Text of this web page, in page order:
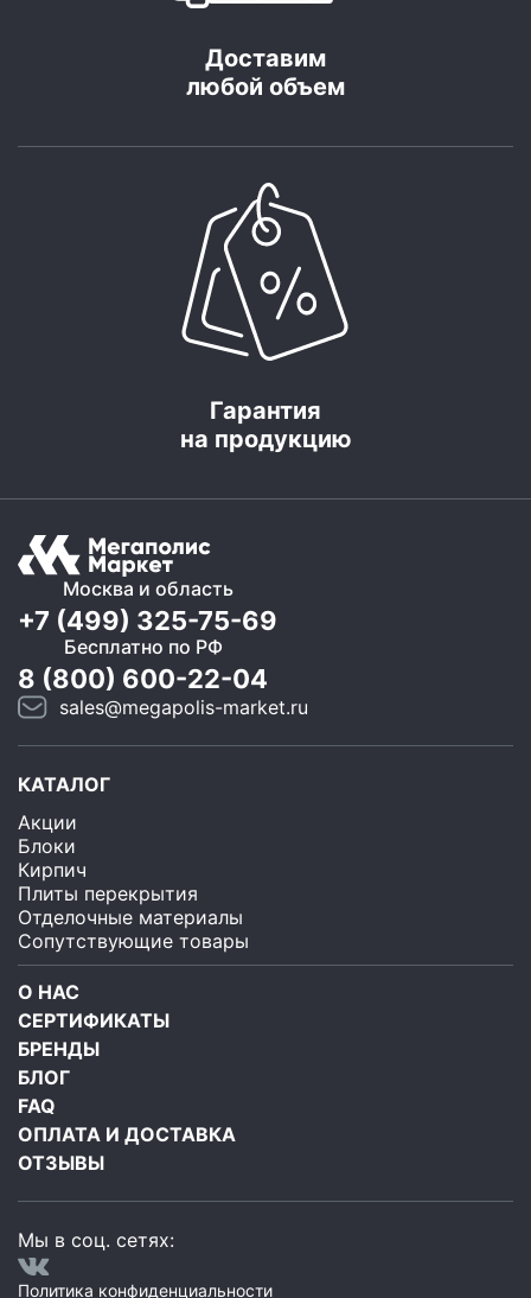
Доставим
любой объем
Гарантия
на продукцию
Москва и область
+7 (499) 325-75-69
Бесплатно по РФ
8 (800) 600-22-04
sales@megapolis-market.ru
КАТАЛОГ
Акции
Блоки
Кирпич
Плиты перекрытия
Отделочные материалы
Сопутствующие товары
О НАС
СЕРТИФИКАТЫ
БРЕНДЫ
БЛОГ
FAQ
ОПЛАТА И ДОСТАВКА
ОТЗЫВЫ
Мы в соц. сетях:
Политика конфиденциальности